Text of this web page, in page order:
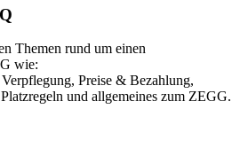
Themen rund um einen
wie:
Preise & Bezahlung,
und allgemeines zum ZEGG.